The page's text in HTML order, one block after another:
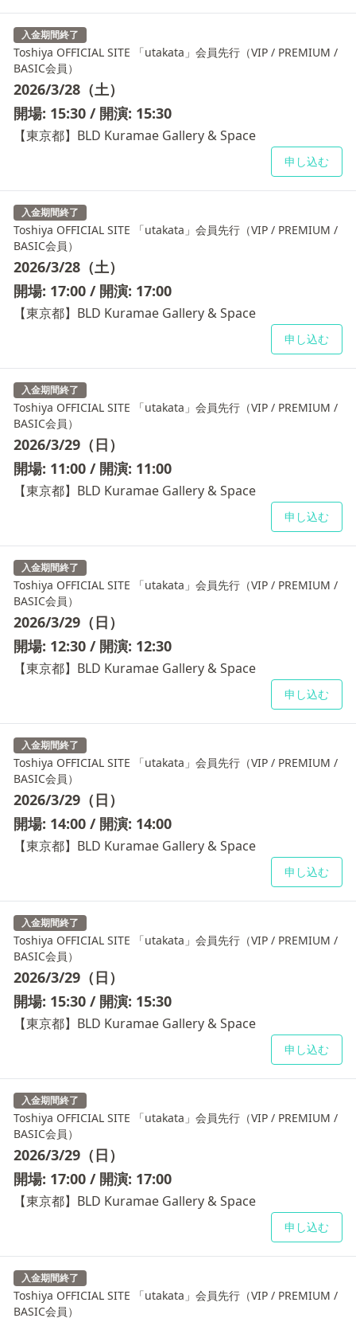
Toshiya OFFICIAL SITE 「utakata」会員先行（VIP / PREMIUM /
BASIC会員）
2026/3/28（土）
開場: 15:30 / 開演: 15:30
【東京都】BLD Kuramae Gallery & Space
入金期間終了
申し込む
Toshiya OFFICIAL SITE 「utakata」会員先行（VIP / PREMIUM /
BASIC会員）
2026/3/28（土）
開場: 17:00 / 開演: 17:00
【東京都】BLD Kuramae Gallery & Space
入金期間終了
申し込む
Toshiya OFFICIAL SITE 「utakata」会員先行（VIP / PREMIUM /
BASIC会員）
2026/3/29（日）
開場: 11:00 / 開演: 11:00
【東京都】BLD Kuramae Gallery & Space
入金期間終了
申し込む
Toshiya OFFICIAL SITE 「utakata」会員先行（VIP / PREMIUM /
BASIC会員）
2026/3/29（日）
開場: 12:30 / 開演: 12:30
【東京都】BLD Kuramae Gallery & Space
入金期間終了
申し込む
Toshiya OFFICIAL SITE 「utakata」会員先行（VIP / PREMIUM /
BASIC会員）
2026/3/29（日）
開場: 14:00 / 開演: 14:00
【東京都】BLD Kuramae Gallery & Space
入金期間終了
申し込む
Toshiya OFFICIAL SITE 「utakata」会員先行（VIP / PREMIUM /
BASIC会員）
2026/3/29（日）
開場: 15:30 / 開演: 15:30
【東京都】BLD Kuramae Gallery & Space
入金期間終了
申し込む
Toshiya OFFICIAL SITE 「utakata」会員先行（VIP / PREMIUM /
BASIC会員）
2026/3/29（日）
開場: 17:00 / 開演: 17:00
【東京都】BLD Kuramae Gallery & Space
入金期間終了
申し込む
Toshiya OFFICIAL SITE 「utakata」会員先行（VIP / PREMIUM /
BASIC会員）
入金期間終了